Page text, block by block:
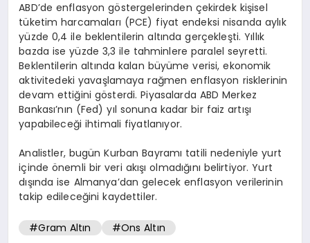
ABD’de enflasyon göstergelerinden çekirdek kişisel
tüketim harcamaları (PCE) fiyat endeksi nisanda aylık
yüzde 0,4 ile beklentilerin altında gerçekleşti. Yıllık
bazda ise yüzde 3,3 ile tahminlere paralel seyretti.
Beklentilerin altında kalan büyüme verisi, ekonomik
aktivitedeki yavaşlamaya rağmen enflasyon risklerinin
devam ettiğini gösterdi. Piyasalarda ABD Merkez
Bankası’nın (Fed) yıl sonuna kadar bir faiz artışı
yapabileceği ihtimali fiyatlanıyor.
Analistler, bugün Kurban Bayramı tatili nedeniyle yurt
içinde önemli bir veri akışı olmadığını belirtiyor. Yurt
dışında ise Almanya’dan gelecek enflasyon verilerinin
takip edileceğini kaydettiler.
#Gram Altın #Ons Altın